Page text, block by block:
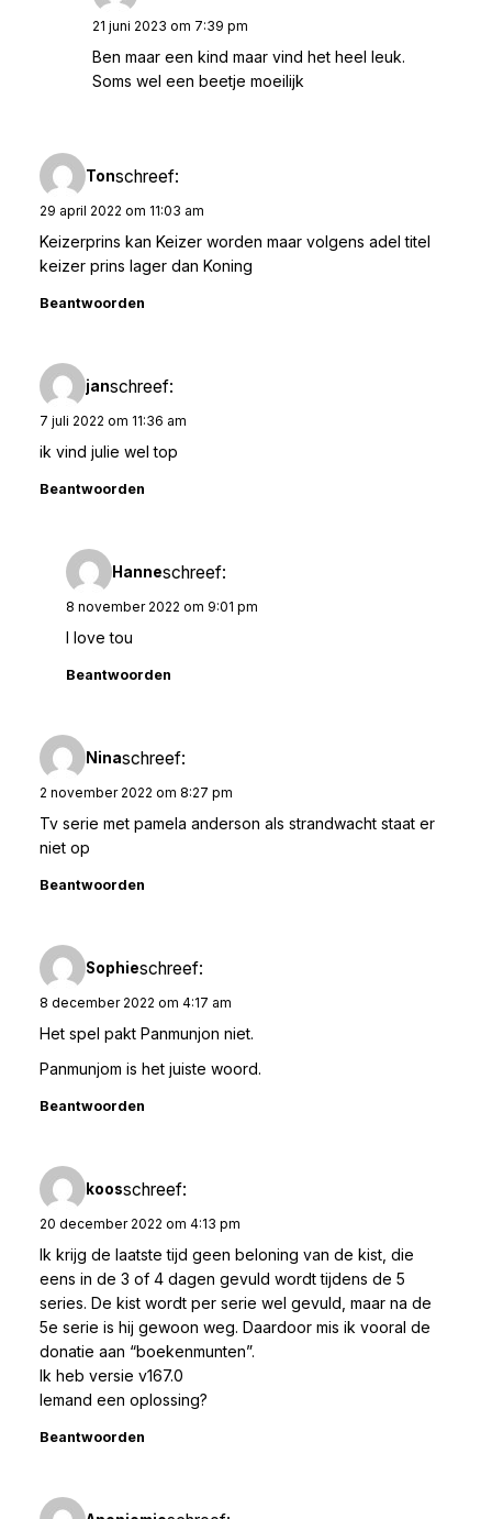
21 juni 2023 om 7:39 pm
Ben maar een kind maar vind het heel leuk.
Soms wel een beetje moeilijk
Tonschreef:
29 april 2022 om 11:03 am
Keizerprins kan Keizer worden maar volgens adel titel
keizer prins lager dan Koning
Beantwoorden
janschreef:
7 juli 2022 om 11:36 am
ik vind julie wel top
Beantwoorden
Hanneschreef:
8 november 2022 om 9:01 pm
I love tou
Beantwoorden
Ninaschreef:
2 november 2022 om 8:27 pm
Tv serie met pamela anderson als strandwacht staat er
niet op
Beantwoorden
Sophieschreef:
8 december 2022 om 4:17 am
Het spel pakt Panmunjon niet.
Panmunjom is het juiste woord.
Beantwoorden
koosschreef:
20 december 2022 om 4:13 pm
Ik krijg de laatste tijd geen beloning van de kist, die
eens in de 3 of 4 dagen gevuld wordt tijdens de 5
series. De kist wordt per serie wel gevuld, maar na de
5e serie is hij gewoon weg. Daardoor mis ik vooral de
donatie aan “boekenmunten”.
Ik heb versie v167.0
Iemand een oplossing?
Beantwoorden